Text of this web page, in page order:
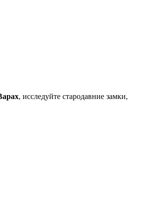
, исследуйте стародавние замки,